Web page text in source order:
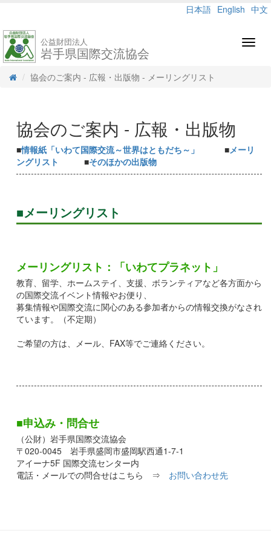
日本語 English 中文
公益財団法人
岩手県国際交流協会
協会のご案内 - 広報・出版物 - メーリングリスト
協会のご案内 - 広報・出版物
■情報紙「いわて国際交流～世界はともだち～」 ■メーリ
ングリスト ■そのほかの出版物
■メーリングリスト
メーリングリスト：「いわてプラネット」
教育、留学、ホームステイ、支援、ボランティアなど各方面から
の国際交流イベント情報やお便り、
募集情報や国際交流に関心のある参加者からの情報交換がなされ
ています。（不定期）
ご希望の方は、メール、FAX等でご連絡ください。
■申込み・問合せ
（公財）岩手県国際交流協会
〒020-0045 岩手県盛岡市盛岡駅西通1-7-1
アイーナ5F 国際交流センター内
電話・メールでの問合せはこちら ⇒ お問い合わせ先